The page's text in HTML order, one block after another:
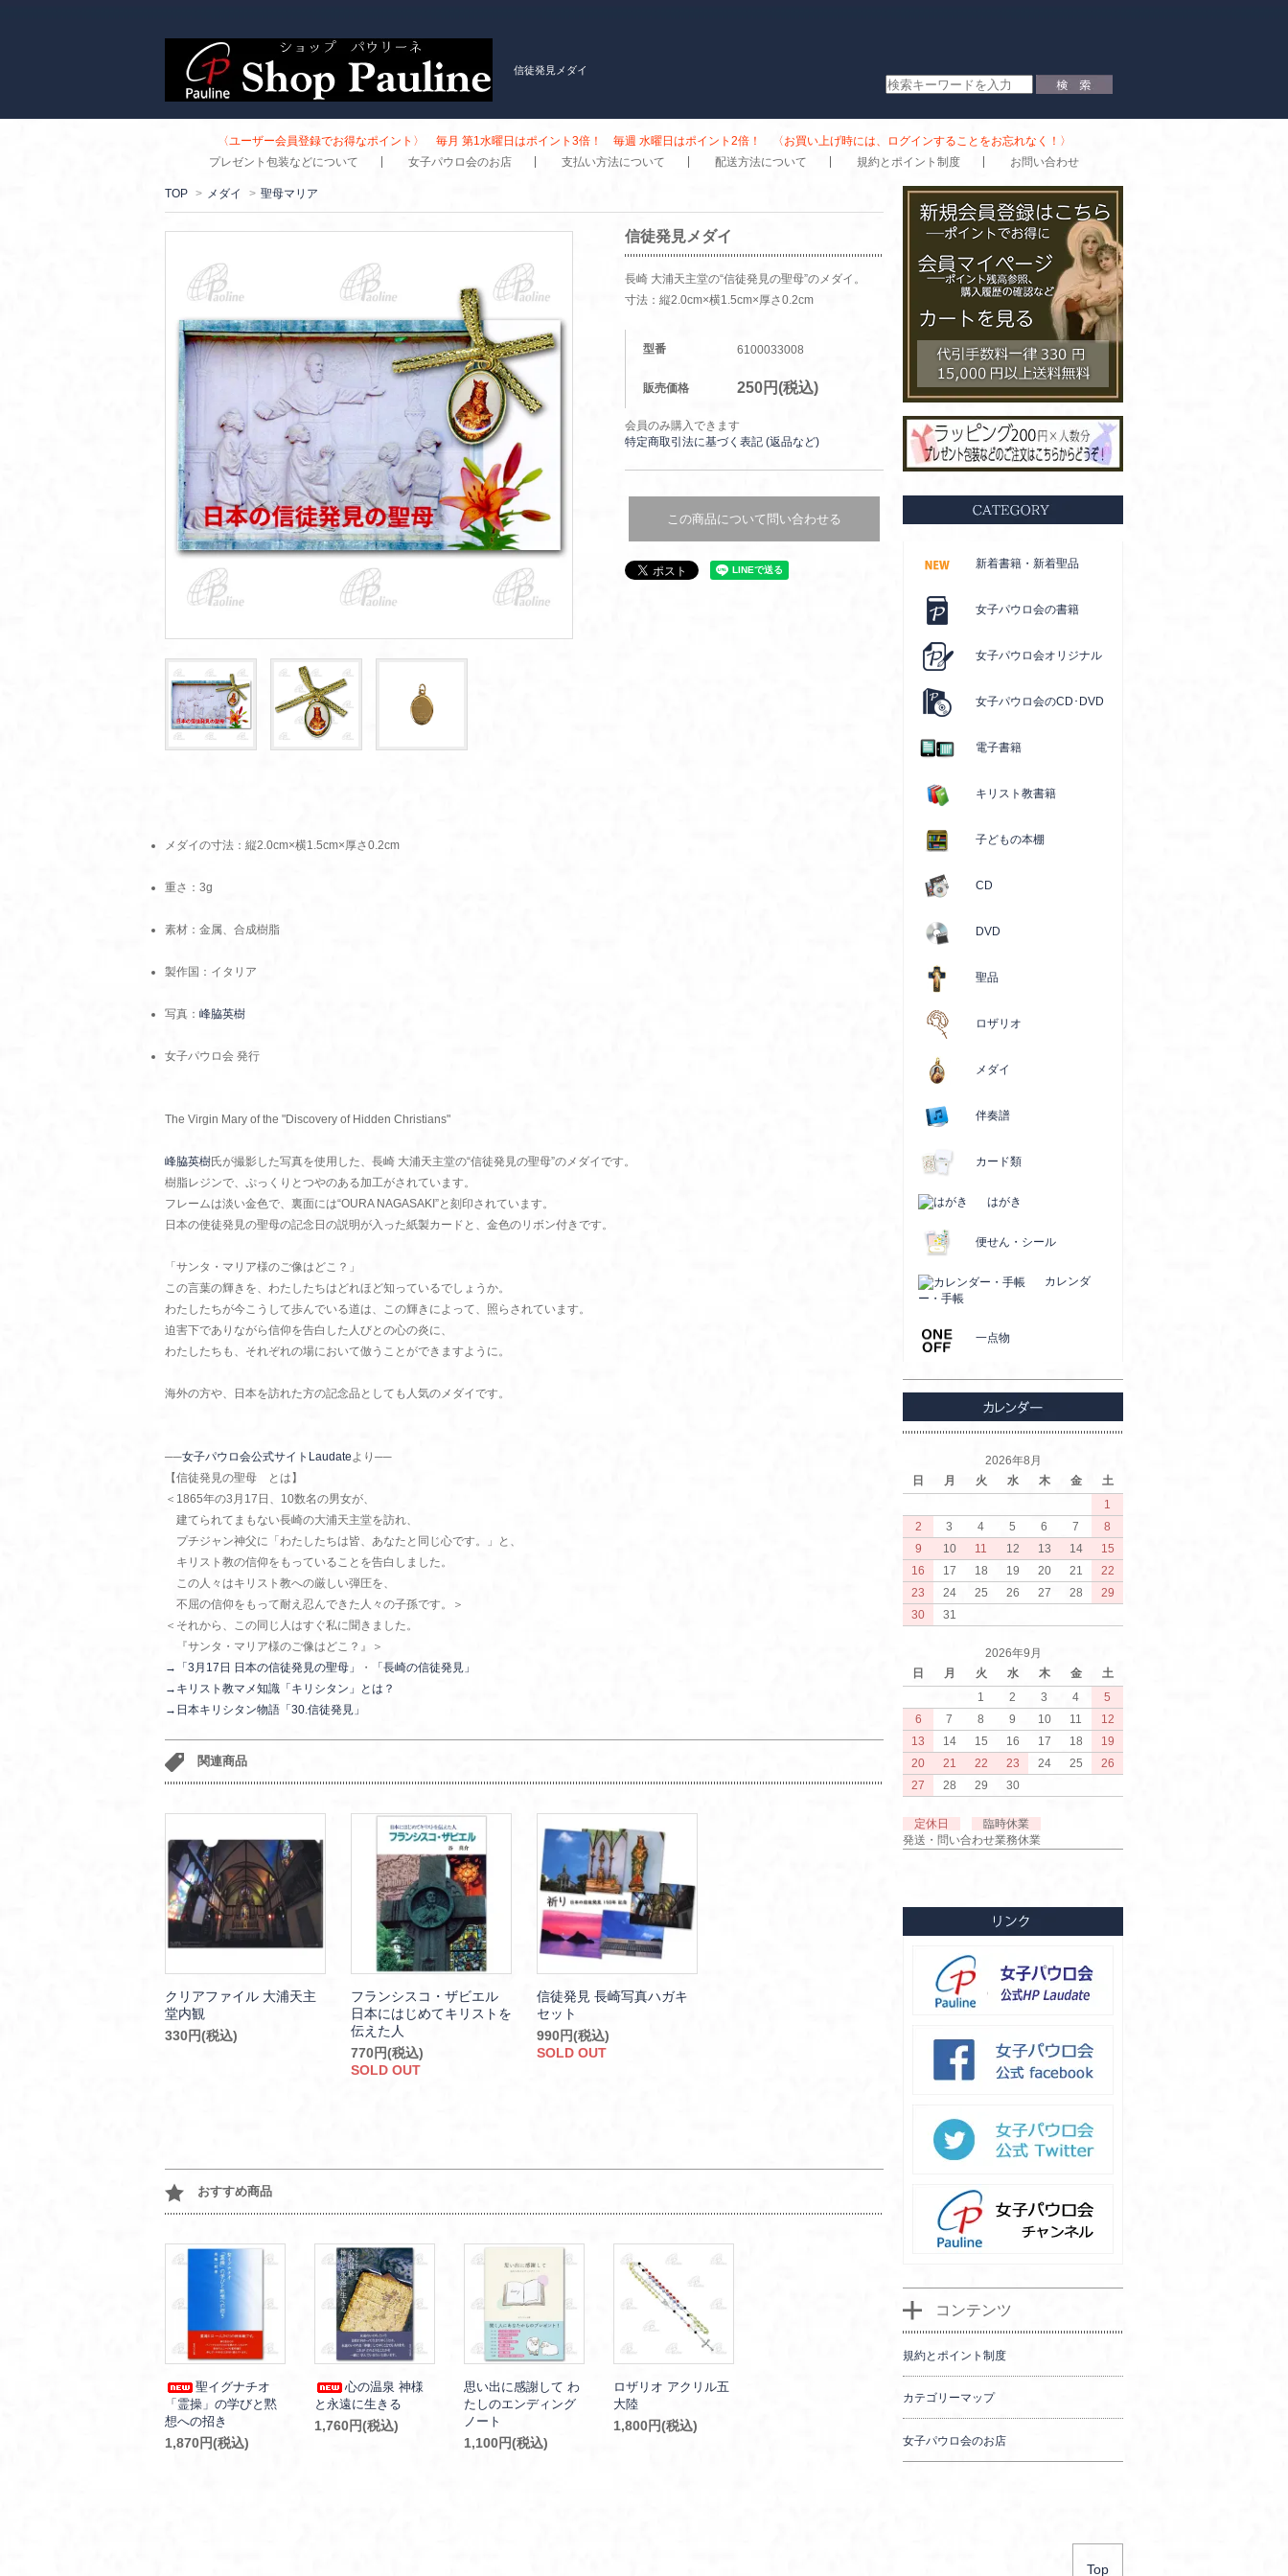
信徒発見メダイ
〈ユーザー会員登録でお得なポイント〉 毎月 第1水曜日はポイント3倍！ 毎週 水曜日はポイント2倍！ 〈お買い上げ時には、ログインすることをお忘れなく！〉
プレゼント包装などについて
女子パウロ会のお店 支払い方法について 配送方法について 規約とポイント制度 お問い合わせ
TOP > メダイ > 聖母マリア
信徒発見メダイ
長崎 大浦天主堂の“信徒発見の聖母”のメダイ。
寸法：縦2.0cm×横1.5cm×厚さ0.2cm
型番 6100033008
販売価格 250円(税込)
会員のみ購入できます
特定商取引法に基づく表記 (返品など)
この商品について問い合わせる
メダイの寸法：縦2.0cm×横1.5cm×厚さ0.2cm
重さ：3g
素材：金属、合成樹脂
製作国：イタリア
写真： 峰脇英樹
女子パウロ会 発行
The Virgin Mary of the "Discovery of Hidden Christians"
峰脇英樹氏が撮影した写真を使用した、長崎 大浦天主堂の“信徒発見の聖母”のメダイです。
樹脂レジンで、ぷっくりとつやのある加工がされています。
フレームは淡い金色で、裏面には“OURA NAGASAKI”と刻印されています。
日本の使徒発見の聖母の記念日の説明が入った紙製カードと、金色のリボン付きです。
「サンタ・マリア様のご像はどこ？」
この言葉の輝きを、わたしたちはどれほど知っているでしょうか。
わたしたちが今こうして歩んでいる道は、この輝きによって、照らされています。
迫害下でありながら信仰を告白した人びとの心の炎に、
わたしたちも、それぞれの場において倣うことができますように。
海外の方や、日本を訪れた方の記念品としても人気のメダイです。
──女子パウロ会公式サイトLaudateより──
【信徒発見の聖母 とは】
＜1865年の3月17日、10数名の男女が、
建てられてまもない長崎の大浦天主堂を訪れ、
プチジャン神父に「わたしたちは皆、あなたと同じ心です。」と、
キリスト教の信仰をもっていることを告白しました。
この人々はキリスト教への厳しい弾圧を、
不屈の信仰をもって耐え忍んできた人々の子孫です。＞
＜それから、この同じ人はすぐ私に聞きました。
『サンタ・マリア様のご像はどこ？』＞
→「3月17日 日本の信徒発見の聖母」
・
「長崎の信徒発見」
→キリスト教マメ知識「キリシタン」とは？
→日本キリシタン物語「30.信徒発見」
関連商品
クリアファイル 大浦天主
堂内観
330円(税込)
フランシスコ・ザビエル
日本にはじめてキリストを
伝えた人
770円(税込)
SOLD OUT
信徒発見 長崎写真ハガキ
セット
990円(税込)
SOLD OUT
おすすめ商品
聖イグナチオ
「霊操」の学びと黙
想への招き
1,870円(税込)
心の温泉 神様
と永遠に生きる
1,760円(税込)
思い出に感謝して わ
たしのエンディング
ノート
1,100円(税込)
ロザリオ アクリル五
大陸
1,800円(税込)
新着書籍・新着聖品
女子パウロ会の書籍
女子パウロ会オリジナル
女子パウロ会のCD･DVD
電子書籍
キリスト教書籍
子どもの本棚
CD
DVD
聖品
ロザリオ
メダイ
伴奏譜
カード類
はがき
便せん・シール
カレンダ
ー・手帳
一点物
2026年8月
日
月 火 水 木 金
土
1
2
3 4 5 6 7
8
9
10 11 12 13 14
15
16
17 18 19 20 21
22
23
24 25 26 27 28
29
30
31
2026年9月
日
月 火 水 木 金
土
1
2 3 4
5
6
7 8 9 10 11
12
13
14 15 16 17 18
19
20
21 22 23 24 25
26
27
28 29 30
定休日
臨時休業
発送・問い合わせ業務休業
コンテンツ
規約とポイント制度
カテゴリーマップ
女子パウロ会のお店
Top